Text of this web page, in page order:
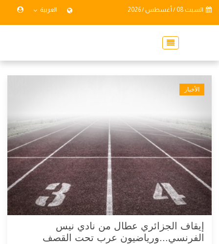
السبت 08 / أغسطس / 2026 العربية
الأخبار
إيقاف الجزائري عطال من نادي نيس
الفرنسي...ورياضيون عرب تحت القصف